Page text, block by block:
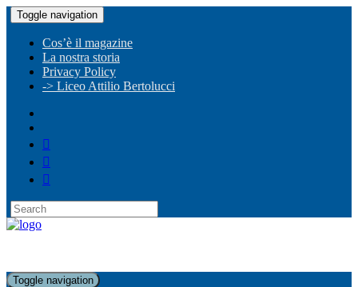
Toggle navigation
Cos’è il magazine
La nostra storia
Privacy Policy
-> Liceo Attilio Bertolucci
Toggle navigation